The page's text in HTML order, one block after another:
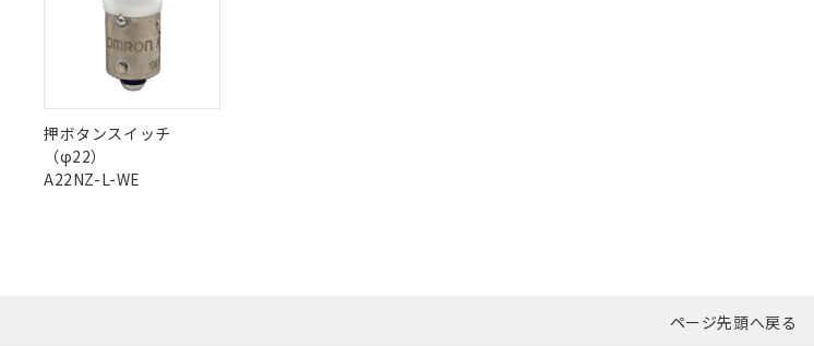
"対応済み"や非含有の記載がされた商品であっても、流通在庫等で未対応品が混在する可能性があります。
非含有品が必要な際は、弊社営業部門もしくは販売店へお問い合わせください。
押ボタンスイッチ
（φ22）
A22NZ-L-WE
ページ先頭へ戻る